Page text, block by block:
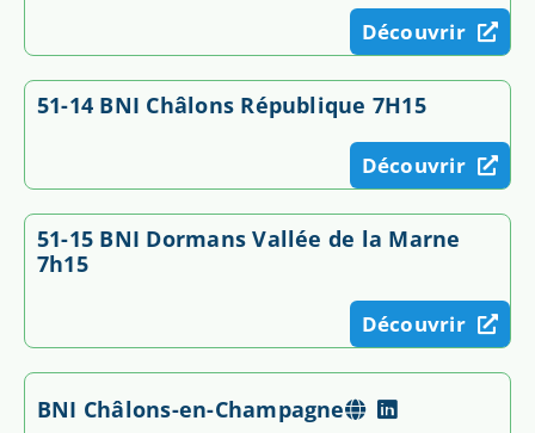
Découvrir
51-14 BNI Châlons République 7H15
Découvrir
51-15 BNI Dormans Vallée de la Marne
7h15
Découvrir
BNI Châlons-en-Champagne